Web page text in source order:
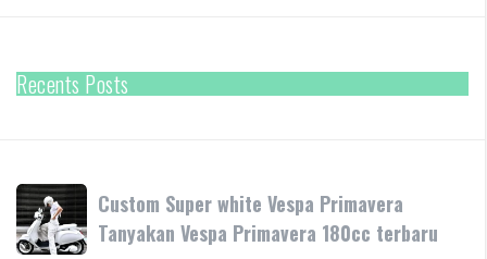
Recents Posts
Custom
Super
white
Custom Super white Vespa Primavera
Tanyakan Vespa Primavera 180cc terbaru